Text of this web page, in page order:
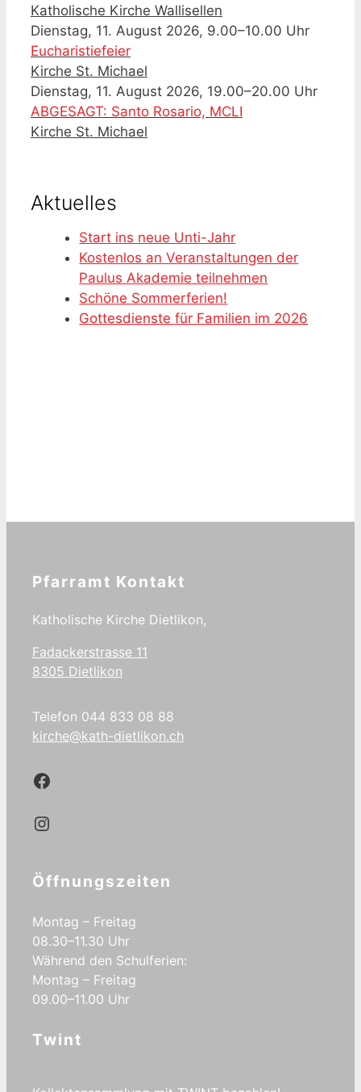
Katholische Kirche Wallisellen
Dienstag, 11. August 2026, 9.00–10.00 Uhr
Eucharistiefeier
Kirche St. Michael
Dienstag, 11. August 2026, 19.00–20.00 Uhr
ABGESAGT: Santo Rosario, MCLI
Kirche St. Michael
Aktuelles
Start ins neue Unti-Jahr
Kostenlos an Veranstaltungen der
Paulus Akademie teilnehmen
Schöne Sommerferien!
Gottesdienste für Familien im 2026
Pfarramt Kontakt
Katholische Kirche Dietlikon,
Fadackerstrasse 11
8305 Dietlikon
Telefon 044 833 08 88
kirche@kath-dietlikon.ch
Kath.Dietlikon Facebook
Kath.Dietlikon Instagram
Öffnungszeiten
Montag – Freitag
08.30–11.30 Uhr
Während den Schulferien:
Montag – Freitag
09.00–11.00 Uhr
Twint